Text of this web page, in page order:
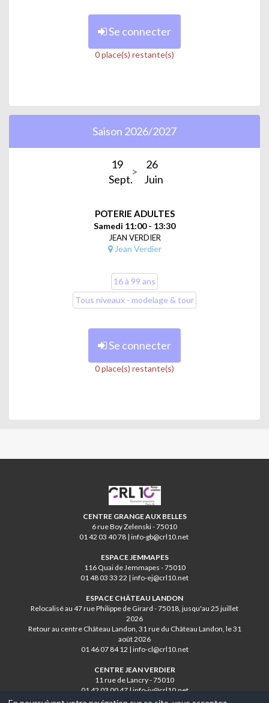
Se connecter
0 place(s) restante(s)
Saison 2026/2027
19
Sept.
26
Juin
POTERIE ADULTES
Samedi 11:00 - 13:30
JEAN VERDIER
Jean Verdier
16 à 99 ans
Tous niveaux - modelage & tour
Se connecter
0 place(s) restante(s)
CRL10
CENTRE GRANGE AUX BELLES
6 rue Boy Zelenski - 75010
01 42 03 40 78 | info-gb@crl10.net
ESPACE JEMMAPES
116 Quai de Jemmapes - 75010
01 48 03 33 22 | info-ej@crl10.net
ESPACE CHÂTEAU LANDON
Relocalisé au 47 rue Philippe de Girard - 75018, jusqu'au 25 juillet
2026
Retour au centre Château Landon, 31 rue du Château Landon, le 31
août 2026
01 46 07 84 12 | info-cl@crl10.net
CENTRE JEAN VERDIER
11 rue de Lancry - 75010
01 42 03 00 47 | info-jv@crl10.net